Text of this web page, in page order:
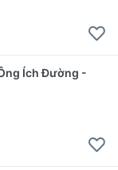
Ích Đường -